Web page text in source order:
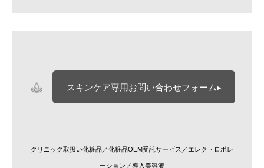
スキンケア専用お問い合わせフォーム▸
クリニック取扱い化粧品／化粧品OEM受託サービス／エレクトロポレ
ーション／導入美容液